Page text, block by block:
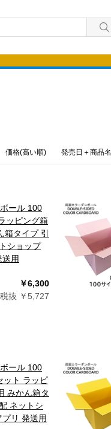
価格(高い順) 発売日＋商品名
ール 100
ッピング箱
タイプ 引
ショップ
用
￥6,300
税抜 ￥5,727
ール 100
ット ラッピ
みかん箱タ
ネットシ
リ 発送用